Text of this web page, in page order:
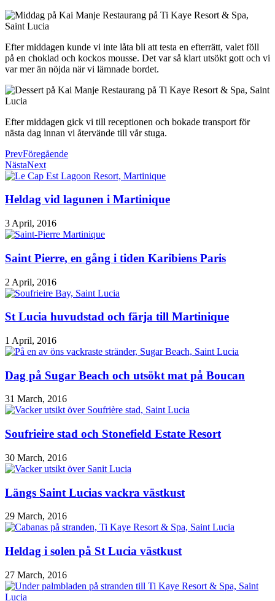
Efter middagen kunde vi inte låta bli att testa en efterrätt, valet föll
på en choklad och kockos mousse. Det var så klart utsökt gott och vi
var mer än nöjda när vi lämnade bordet.
Efter middagen gick vi till receptionen och bokade transport för
nästa dag innan vi återvände till vår stuga.
PrevFöregående
NästaNext
Heldag vid lagunen i Martinique
3 April, 2016
Saint Pierre, en gång i tiden Karibiens Paris
2 April, 2016
St Lucia huvudstad och färja till Martinique
1 April, 2016
Dag på Sugar Beach och utsökt mat på Boucan
31 March, 2016
Soufrieire stad och Stonefield Estate Resort
30 March, 2016
Längs Saint Lucias vackra västkust
29 March, 2016
Heldag i solen på St Lucia västkust
27 March, 2016